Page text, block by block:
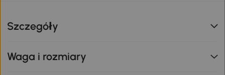
Szczegóły
Waga i rozmiary